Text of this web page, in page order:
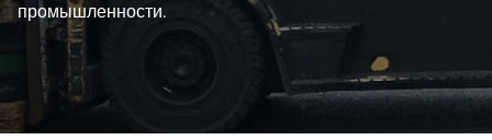
промышленности.